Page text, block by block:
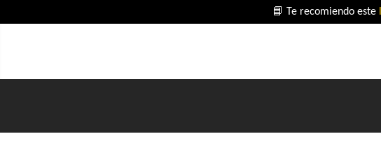
📘 Te recomiendo este